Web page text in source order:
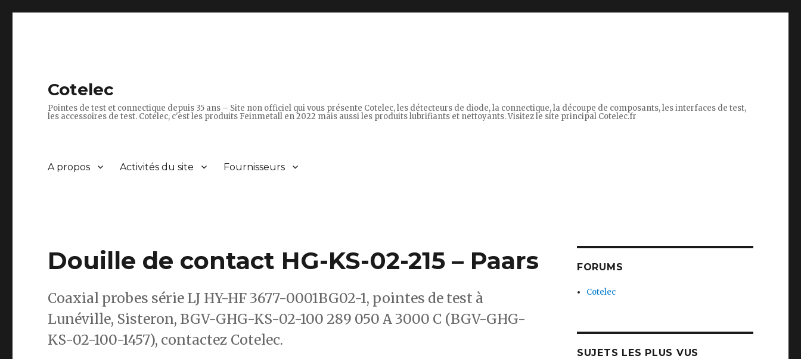
Cotelec
Pointes de test et connectique depuis 35 ans – Site non officiel qui vous présente Cotelec, les détecteurs de diode, la connectique, la découpe de composants, les interfaces de test,
les accessoires de test. Cotelec, c'est les produits Feinmetall en 2022 mais aussi les produits lubrifiants et nettoyants. Visitez le site principal Cotelec.fr
A propos Activités du site Fournisseurs
Douille de contact HG-KS-02-215 – Paars
Coaxial probes série LJ HY-HF 3677-0001BG02-1, pointes de test à
Lunéville, Sisteron, BGV-GHG-KS-02-100 289 050 A 3000 C (BGV-GHG-
KS-02-100-1457), contactez Cotelec.
FORUMS
Cotelec
SUJETS LES PLUS VUS